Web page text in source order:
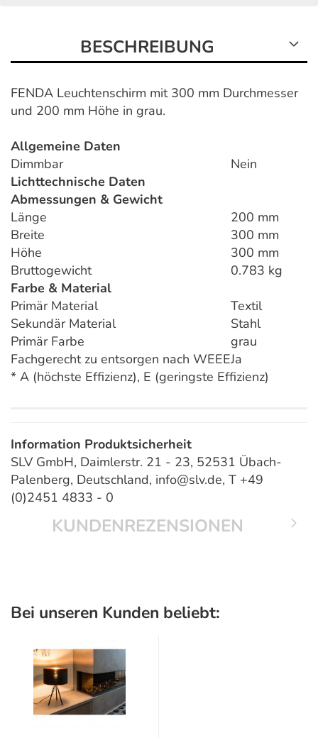
BESCHREIBUNG
FENDA Leuchtenschirm mit 300 mm Durchmesser
und 200 mm Höhe in grau.
Allgemeine Daten
Dimmbar
Nein
Lichttechnische Daten
Abmessungen & Gewicht
Länge
200 mm
Breite
300 mm
Höhe
300 mm
Bruttogewicht
0.783 kg
Farbe & Material
Primär Material
Textil
Sekundär Material
Stahl
Primär Farbe
grau
Fachgerecht zu entsorgen nach WEEEJa
* A (höchste Effizienz), E (geringste Effizienz)
Information Produktsicherheit
SLV GmbH, Daimlerstr. 21 - 23, 52531 Übach-
Palenberg, Deutschland, info@slv.de, T +49
(0)2451 4833 - 0
KUNDENREZENSIONEN
Bei unseren Kunden beliebt: